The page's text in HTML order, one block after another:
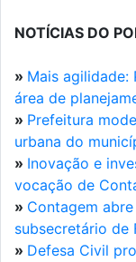
NOTÍCIAS DO
» Mais agilidade:
área de
» Prefeitura
urbana do
» Inovação e
vocação de
» Contagem
subsecretário de
» Defesa Civil